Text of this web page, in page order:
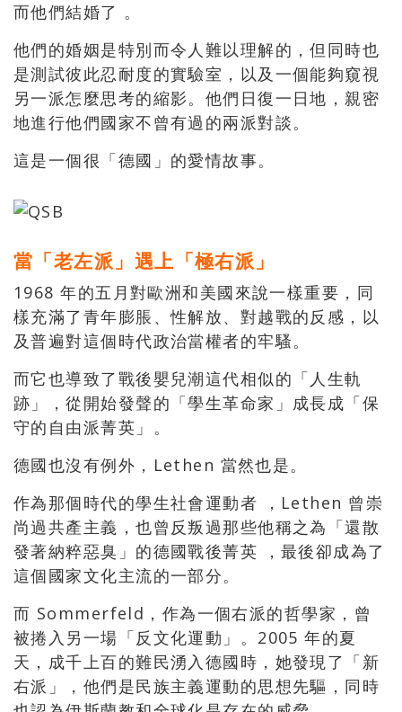
而他們結婚了 。
他們的婚姻是特別而令人難以理解的，但同時也
是測試彼此忍耐度的實驗室，以及一個能夠窺視
另一派怎麼思考的縮影。他們日復一日地，親密
地進行他們國家不曾有過的兩派對談。
這是一個很「德國」的愛情故事。
當「老左派」遇上「極右派」
1968 年的五月對歐洲和美國來說一樣重要，同
樣充滿了青年膨脹、性解放、對越戰的反感，以
及普遍對這個時代政治當權者的牢騷。
而它也導致了戰後嬰兒潮這代相似的「人生軌
跡」，從開始發聲的「學生革命家」成長成「保
守的自由派菁英」。
德國也沒有例外，Lethen 當然也是。
作為那個時代的學生社會運動者 ，Lethen 曾崇
尚過共產主義，也曾反叛過那些他稱之為「還散
發著納粹惡臭」的德國戰後菁英 ，最後卻成為了
這個國家文化主流的一部分。
而 Sommerfeld，作為一個右派的哲學家，曾
被捲入另一場「反文化運動」。2005 年的夏
天，成千上百的難民湧入德國時，她發現了「新
右派」，他們是民族主義運動的思想先驅，同時